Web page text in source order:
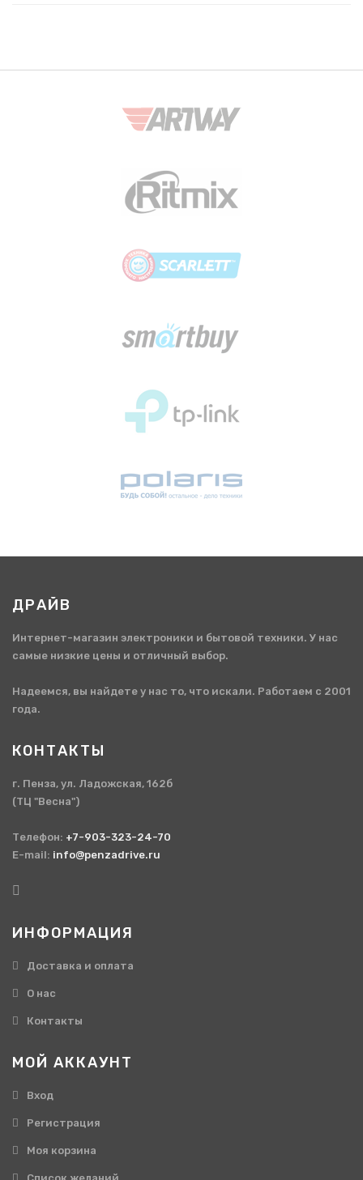
ДРАЙВ
Интернет-магазин электроники и бытовой техники. У нас
самые низкие цены и отличный выбор.
Надеемся, вы найдете у нас то, что искали. Работаем с 2001
года.
КОНТАКТЫ
г. Пенза, ул. Ладожская, 162б
(ТЦ "Весна")
Телефон: +7-903-323-24-70
E-mail: info@penzadrive.ru
ИНФОРМАЦИЯ
Доставка и оплата
О нас
Контакты
МОЙ АККАУНТ
Вход
Регистрация
Моя корзина